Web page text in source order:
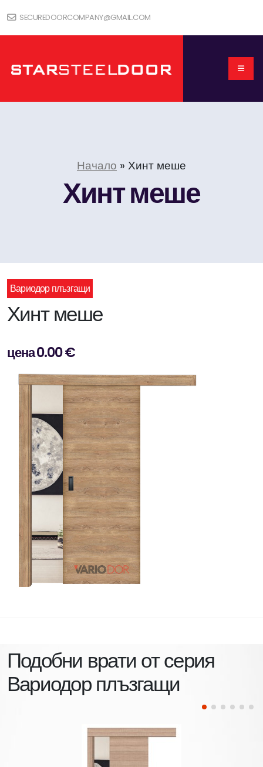
SECUREDOORCOMPANY@GMAIL.COM
Начало » Хинт меше
Хинт меше
Вариодор плъзгащи
Хинт меше
цена 0.00 €
Подобни врати от серия
Вариодор плъзгащи